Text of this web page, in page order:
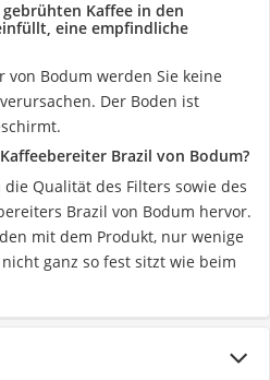
Kaffee in den
eine empfindliche
Bodum werden Sie keine
Der Boden ist
Brazil von Bodum?
Qualität des Filters sowie des
Brazil von Bodum hervor.
mit dem Produkt, nur wenige
ganz so fest sitzt wie beim